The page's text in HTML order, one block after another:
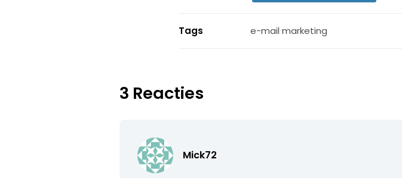
Tags e-mail marketing
3 Reacties
Mick72